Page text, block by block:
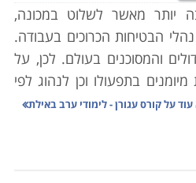
יותר מאשר לשלוט במכונה,
הבטיחות הכרוכים בעבודה.
והמסוכנים בעולם. לכן, על
בתפעולו וכן לנהוג לפי
את זרוע העגורן, הנמכתה,
עלקורס עגורן - לימודי ערב באילת